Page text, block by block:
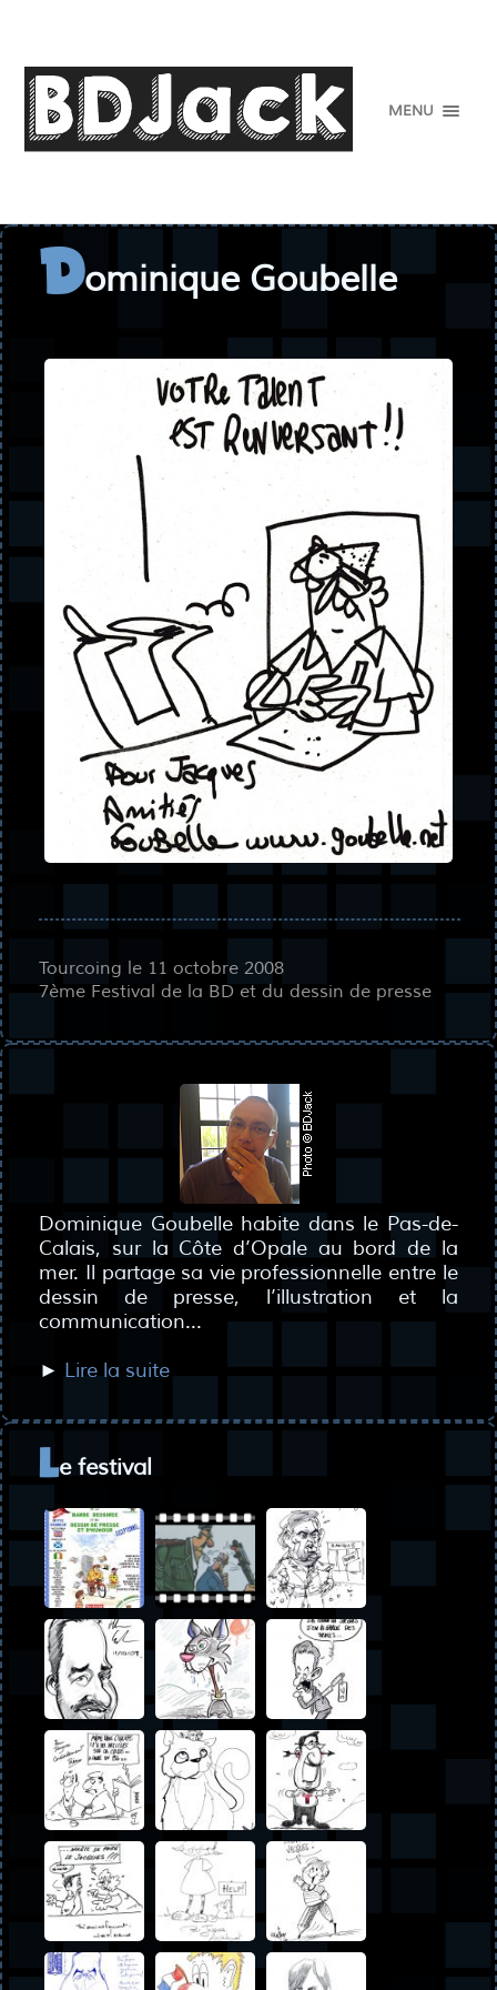
MENU
Dominique Goubelle
Tourcoing le 11 octobre 2008
7ème Festival de la BD et du dessin de presse
Dominique Goubelle habite dans le Pas-de-
Calais, sur la Côte d’Opale au bord de la
mer. Il partage sa vie professionnelle entre le
dessin de presse, l’illustration et la
communication...
► Lire la suite
Le festival